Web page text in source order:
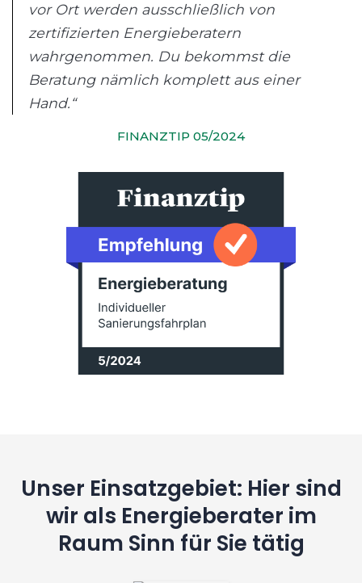
vor Ort werden ausschließlich von
zertifizierten Energieberatern
wahrgenommen. Du bekommst die
Beratung nämlich komplett aus einer
Hand.“
FINANZTIP 05/2024
Unser Einsatzgebiet: Hier sind
wir als Energieberater im
Raum Sinn für Sie tätig